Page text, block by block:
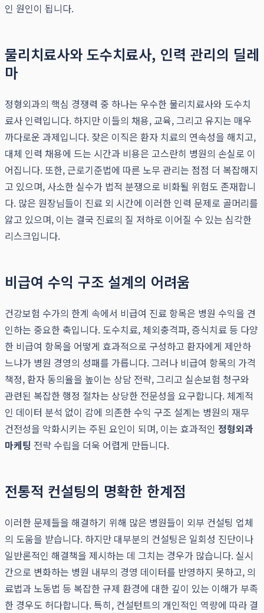
인 원인이 됩니다.
물리치료사와 도수치료사, 인력 관리의 딜레
마
정형외과의 핵심 경쟁력 중 하나는 우수한 물리치료사와 도수치
료사 인력입니다. 하지만 이들의 채용, 교육, 그리고 유지는 매우
까다로운 과제입니다. 잦은 이직은 환자 치료의 연속성을 해치고,
대체 인력 채용에 드는 시간과 비용은 고스란히 병원의 손실로 이
어집니다. 또한, 근로기준법에 따른 노무 관리는 점점 더 복잡해지
고 있으며, 사소한 실수가 법적 분쟁으로 비화될 위험도 존재합니
다. 많은 원장님들이 진료 외 시간에 이러한 인력 문제로 골머리를
앓고 있으며, 이는 결국 진료의 질 저하로 이어질 수 있는 심각한
리스크입니다.
비급여 수익 구조 설계의 어려움
건강보험 수가의 한계 속에서 비급여 진료 항목은 병원 수익을 견
인하는 중요한 축입니다. 도수치료, 체외충격파, 증식치료 등 다양
한 비급여 항목을 어떻게 효과적으로 구성하고 환자에게 제안하
느냐가 병원 경영의 성패를 가릅니다. 그러나 비급여 항목의 가격
책정, 환자 동의율을 높이는 상담 전략, 그리고 실손보험 청구와
관련된 복잡한 행정 절차는 상당한 전문성을 요구합니다. 체계적
인 데이터 분석 없이 감에 의존한 수익 구조 설계는 병원의 재무
건전성을 악화시키는 주된 요인이 되며, 이는 효과적인 정형외과
마케팅 전략 수립을 더욱 어렵게 만듭니다.
전통적 컨설팅의 명확한 한계점
이러한 문제들을 해결하기 위해 많은 병원들이 외부 컨설팅 업체
의 도움을 받습니다. 하지만 대부분의 컨설팅은 일회성 진단이나
일반론적인 해결책을 제시하는 데 그치는 경우가 많습니다. 실시
간으로 변화하는 병원 내부의 경영 데이터를 반영하지 못하고, 의
료법과 노동법 등 복잡한 규제 환경에 대한 깊이 있는 이해가 부족
한 경우도 허다합니다. 특히, 컨설턴트의 개인적인 역량에 따라 결